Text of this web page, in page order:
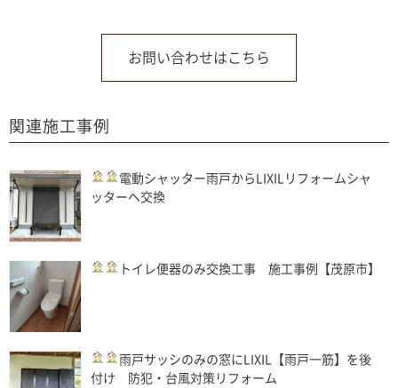
お問い合わせはこちら
関連施工事例
電動シャッター雨戸からLIXILリフォームシャ
ッターへ交換
トイレ便器のみ交換工事 施工事例【茂原市】
雨戸サッシのみの窓にLIXIL【雨戸一筋】を後
付け 防犯・台風対策リフォーム